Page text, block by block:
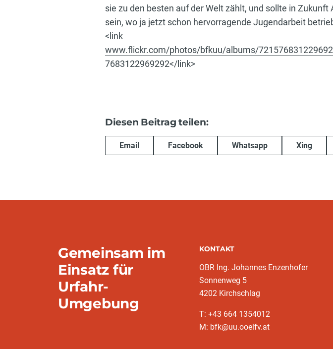
sie zu den besten auf der Welt zählt, und sollte in
sein, wo ja jetzt schon hervorragende Jugendarbeit
<link
www.flickr.com/photos/bfkuu/albums/
7683122969292</link>
Diesen Beitrag teilen:
Email Facebook Whatsapp Xing
Gemeinsam im
Einsatz für
Urfahr-
Umgebung
KONTAKT
OBR Ing. Johannes Enzenhofer
Sonnenweg 5
4202 Kirchschlag
T: +43 664 1354012
M: bfk@uu.ooelfv.at